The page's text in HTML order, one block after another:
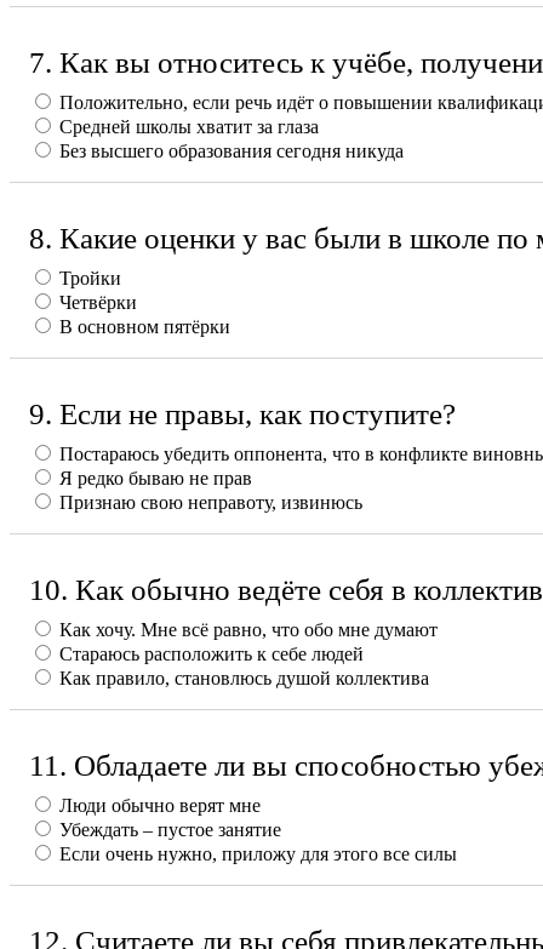
7. Как вы относитесь к учёбе,
Положительно, если речь идёт о повышении
Средней школы хватит за глаза
Без высшего образования сегодня никуда
8. Какие оценки у вас были в школе по
Тройки
Четвёрки
В основном пятёрки
9. Если не правы, как поступите?
Постараюсь убедить оппонента, что в конфликте
Я редко бываю не прав
Признаю свою неправоту, извинюсь
10. Как обычно ведёте себя в
Как хочу. Мне всё равно, что обо мне думают
Стараюсь расположить к себе людей
Как правило, становлюсь душой коллектива
11. Обладаете ли вы способностью
Люди обычно верят мне
Убеждать – пустое занятие
Если очень нужно, приложу для этого все силы
12. Считаете ли вы себя